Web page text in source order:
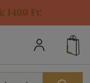
1499 Ft!